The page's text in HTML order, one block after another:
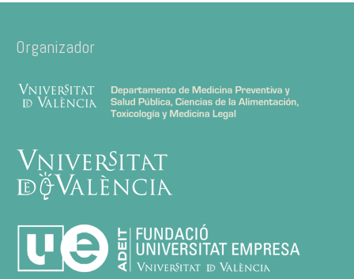
Organizador